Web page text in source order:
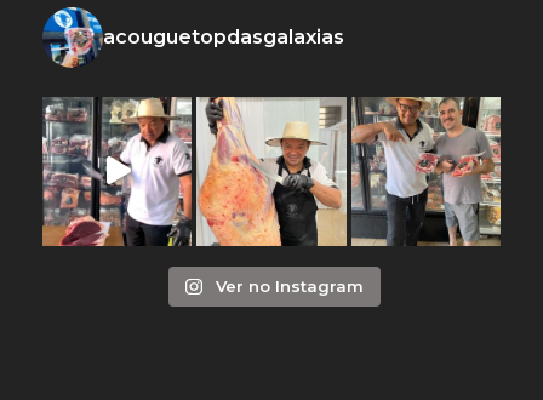
acouguetopdasgalaxias
Ver no Instagram